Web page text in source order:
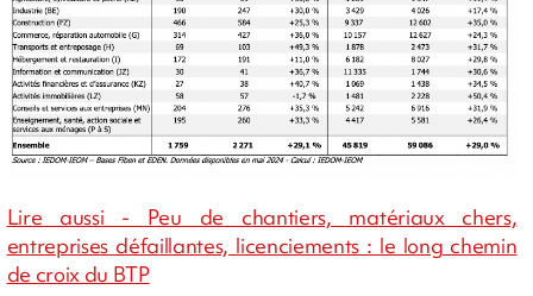
Lire aussi - Peu de chantiers, matériaux chers,
entreprises défaillantes, licenciements : le long chemin
de croix du BTP